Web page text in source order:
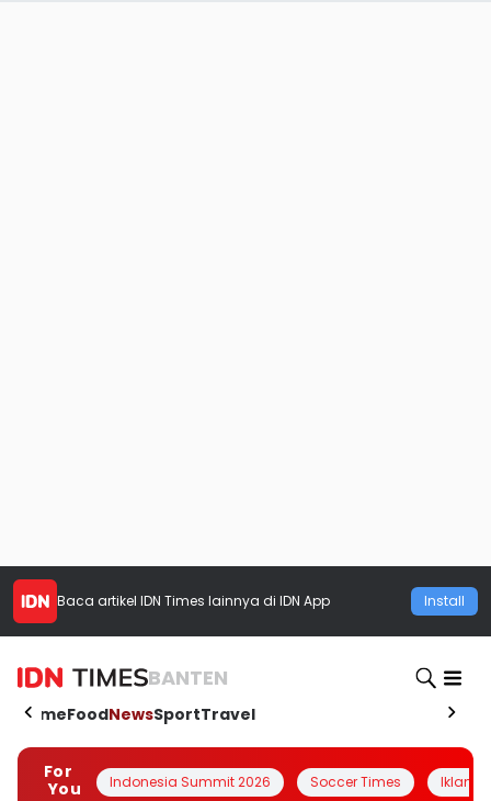
Baca artikel IDN Times lainnya di IDN App Install
BANTEN
HomeFoodNewsSportTravel
For
You
Indonesia Summit 2026 Soccer Times Iklanin